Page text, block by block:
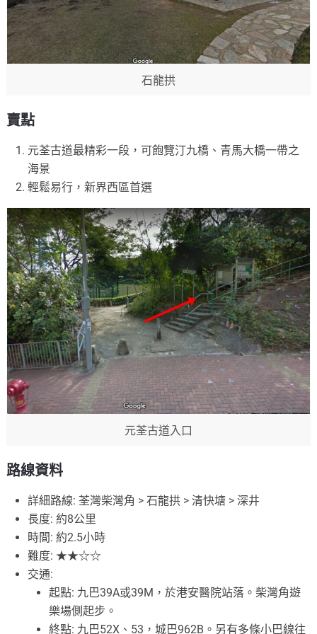
石龍拱
賣點
元荃古道最精彩一段，可飽覽汀九橋、青馬大橋一帶之
海景
輕鬆易行，新界西區首選
元荃古道入口
路線資料
詳細路線: 荃灣柴灣角 > 石龍拱 > 清快塘 > 深井
長度: 約8公里
時間: 約2.5小時
難度: ★★☆☆
交通:
起點: 九巴39A或39M，於港安醫院站落。柴灣角遊
樂場側起步。
終點: 九巴52X、53，城巴962B。另有多條小巴線往